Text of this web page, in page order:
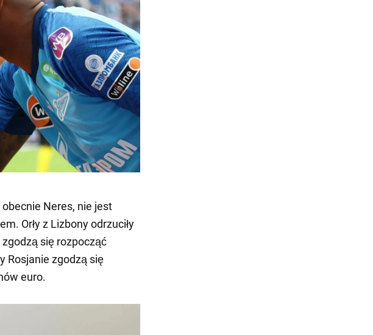
Neres, nie jest
Orły z Lizbony odrzuciły
się rozpocząć
Rosjanie zgodzą się
euro.